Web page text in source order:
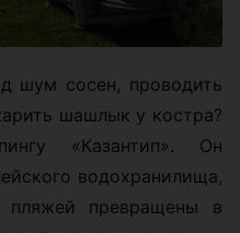
шум сосен, проводить
шашлык у костра?
«Казантип». Он
водохранилища,
пляжей превращены в